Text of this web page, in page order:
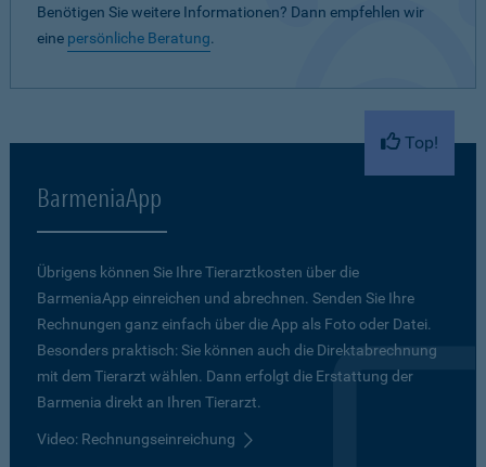
Benötigen Sie weitere Informationen? Dann empfehlen wir
eine persönliche Beratung.
Top!
BarmeniaApp
Übrigens können Sie Ihre Tierarztkosten über die
BarmeniaApp einreichen und abrechnen. Senden Sie Ihre
Rechnungen ganz einfach über die App als Foto oder Datei.
Besonders praktisch: Sie können auch die Direktabrechnung
mit dem Tierarzt wählen. Dann erfolgt die Erstattung der
Barmenia direkt an Ihren Tierarzt.
Video: Rechnungseinreichung